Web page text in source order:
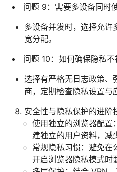
问题 9：需要多设备同时
多设备并发时，选择允许
宽分配。
问题 10：如何确保隐私不
选择有严格无日志政策、
商，定期检查隐私设置与
安全性与隐私保护的进阶
使用独立的浏览器配置
建独立的用户资料，减
常规隐私习惯：避免在
开启浏览器隐私模式时